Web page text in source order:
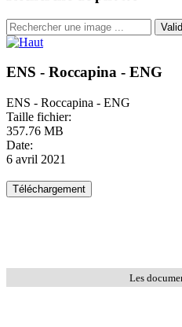
ENS - Roccapina - ENG
ENS - Roccapina - ENG
Taille fichier:
357.76 MB
Date:
6 avril 2021
Les